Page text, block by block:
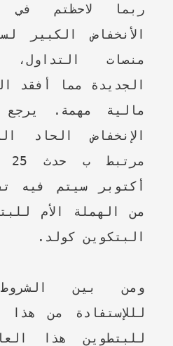
ربما لاحظتم في
الأنخفاض الكبير
منصات التداول،
الجديدة مما أفقد
مالية مهمة.
الإنخفاض الحاد
أكتوبر سيتم فيه
من الهملة الأم
البتكوين كولد.
ومن بين
لللإستفادة من هذا
للبتطوين هذا